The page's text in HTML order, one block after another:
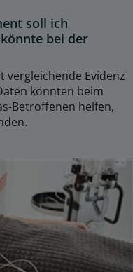
soll ich
bei der
vergleichende Evidenz
könnten beim
Betroffenen helfen,